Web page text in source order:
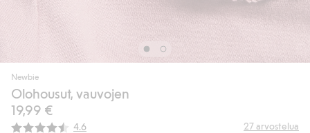
Newbie
Olohousut, vauvojen
19,99 €
Keskimääräinen luokitus:
4.6 27arvostelua